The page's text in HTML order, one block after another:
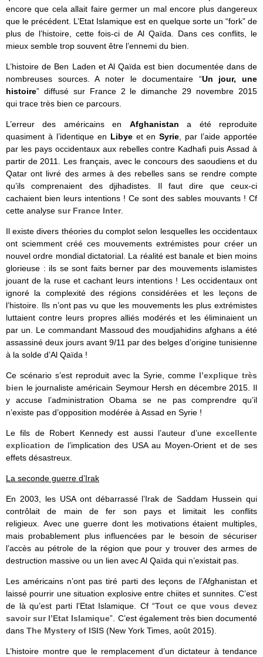
encore que cela allait faire germer un mal encore plus dangereux
que le précédent. L’Etat Islamique est en quelque sorte un “fork” de
plus de l’histoire, cette fois-ci de Al Qaïda. Dans ces conflits, le
mieux semble trop souvent être l’ennemi du bien.
L’histoire de Ben Laden et Al Qaïda est bien documentée dans de
nombreuses sources. A noter le documentaire “Un jour, une
histoire” diffusé sur France 2 le dimanche 29 novembre 2015
qui trace très bien ce parcours.
L’erreur des américains en Afghanistan a été reproduite
quasiment à l’identique en Libyeet enSyrie , par l’aide apportée
par les pays occidentaux aux rebelles contre Kadhafi puis Assad à
partir de 2011. Les français, avec le concours des saoudiens et du
Qatar ont livré des armes à des rebelles sans se rendre compte
qu’ils comprenaient des djihadistes. Il faut dire que ceux-ci
cachaient bien leurs intentions ! Ce sont des sables mouvants ! Cf
cette analyse sur France Inter.
Il existe divers théories du complot selon lesquelles les occidentaux
ont sciemment créé ces mouvements extrémistes pour créer un
nouvel ordre mondial dictatorial. La réalité est banale et bien moins
glorieuse : ils se sont faits berner par des mouvements islamistes
jouant de la ruse et cachant leurs intentions ! Les occidentaux ont
ignoré la complexité des régions considérées et les leçons de
l’histoire. Ils n’ont pas vu que les mouvements les plus extrémistes
luttaient contre leurs propres alliés modérés et les éliminaient un
par un. Le commandant Massoud des moudjahidins afghans a été
assassiné deux jours avant 9/11 par des belges d’origine tunisienne
à la solde d’Al Qaïda !
Ce scénario s’est reproduit avec la Syrie, comme l’explique très
bien le journaliste américain Seymour Hersh en décembre 2015. Il
y accuse l’administration Obama se ne pas comprendre qu’il
n’existe pas d’opposition modérée à Assad en Syrie !
Le fils de Robert Kennedy est aussi l’auteur d’une excellente
explication de l’implication des USA au Moyen-Orient et de ses
effets désastreux.
La seconde guerre d’Irak
En 2003, les USA ont débarrassé l’Irak de Saddam Hussein qui
contrôlait de main de fer son pays et limitait les conflits
religieux. Avec une guerre dont les motivations étaient multiples,
mais probablement plus influencées par le besoin de sécuriser
l’accès au pétrole de la région que pour y trouver des armes de
destruction massive ou un lien avec Al Qaïda qui n’existait pas.
Les américains n’ont pas tiré parti des leçons de l’Afghanistan et
laissé pourrir une situation explosive entre chiites et sunnites. C’est
de là qu’est parti l’Etat Islamique. Cf “Tout ce que vous devez
savoir sur l’Etat Islamique”. C’est également très bien documenté
dans The Mystery of ISIS (New York Times, août 2015).
L’histoire montre que le remplacement d’un dictateur à tendance